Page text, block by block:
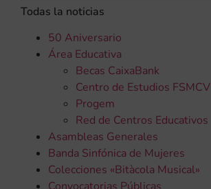
Todas la noticias
50 Aniversario
Área Educativa
Becas CaixaBank
Centro de Estudios FSMCV
Progem
Red de Centros Educativos
Asambleas Generales
Banda Sinfónica de Mujeres
Colecciones «Bitàcola Musical»